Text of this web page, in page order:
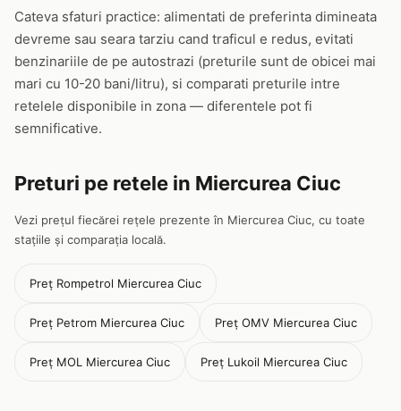
Cateva sfaturi practice: alimentati de preferinta dimineata
devreme sau seara tarziu cand traficul e redus, evitati
benzinariile de pe autostrazi (preturile sunt de obicei mai
mari cu 10-20 bani/litru), si comparati preturile intre
retelele disponibile in zona — diferentele pot fi
semnificative.
Preturi pe retele in Miercurea Ciuc
Vezi prețul fiecărei rețele prezente în Miercurea Ciuc, cu toate
stațiile și comparația locală.
Preț Rompetrol Miercurea Ciuc
Preț Petrom Miercurea Ciuc Preț OMV Miercurea Ciuc
Preț MOL Miercurea Ciuc Preț Lukoil Miercurea Ciuc